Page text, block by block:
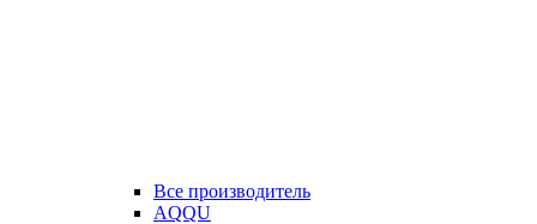
Все производитель
AQQU